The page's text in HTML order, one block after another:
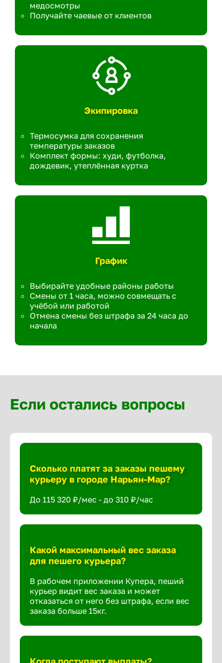
медосмотры
Получайте чаевые от клиентов
Экипировка
Термосумка для сохранения
температуры заказов
Комплект формы: худи, футболка,
дождевик, утеплённая куртка
График
Выбирайте удобные районы работы
Смены от 1 часа, можно совмещать с
учёбой или работой
Отмена смены без штрафа за 24 часа до
начала
Если остались вопросы
Сколько платят за заказы пешему
курьеру в городе Нарьян-Мар?
До 115 320 ₽/мес - до 310 ₽/час
Какой максимальный вес заказа
для пешего курьера?
В рабочем приложении Купера, пеший
курьер видит вес заказа и может
отказаться от него без штрафа, если вес
заказа больше 15кг.